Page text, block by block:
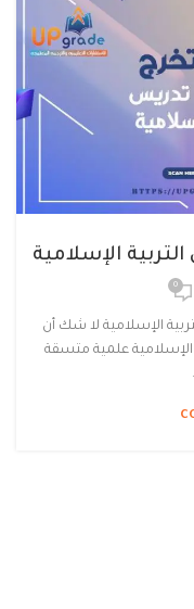
الإسلامية
0
الإسلامية لا شك أن
الإسلامية علمية متسقة